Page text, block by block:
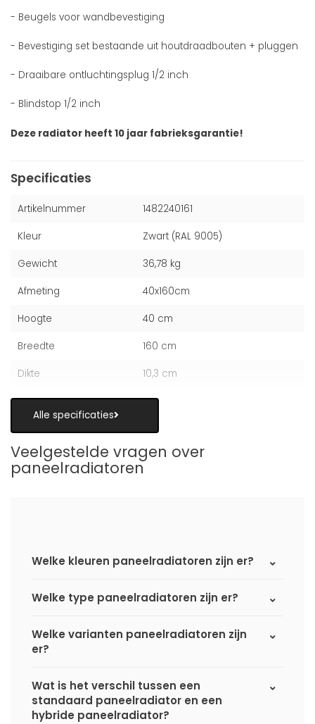
- Beugels voor wandbevestiging
- Bevestiging set bestaande uit houtdraadbouten + pluggen
- Draaibare ontluchtingsplug 1/2 inch
- Blindstop 1/2 inch
Deze radiator heeft 10 jaar fabrieksgarantie!
Specificaties
Artikelnummer 1482240161
Kleur Zwart (RAL 9005)
Gewicht 36,78 kg
Afmeting 40x160cm
Hoogte 40 cm
Breedte 160 cm
Dikte 10,3 cm
Alle specificaties
Veelgestelde vragen over
paneelradiatoren
Welke kleuren paneelradiatoren zijn er?
Welke type paneelradiatoren zijn er?
Welke varianten paneelradiatoren zijn
er?
Wat is het verschil tussen een
standaard paneelradiator en een
hybride paneelradiator?